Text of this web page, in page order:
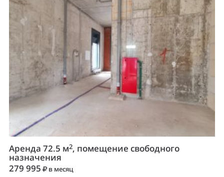
Аренда 72.5 м2, помещение свободного
назначения
279 995
в месяц